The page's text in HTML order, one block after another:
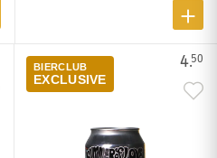
4.50
BIERCLUB
EXCLUSIVE